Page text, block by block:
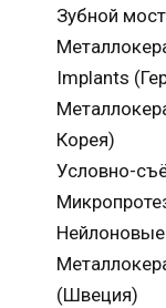
Зубной мост
Implants
Корея)
Условно-
(Швеция)